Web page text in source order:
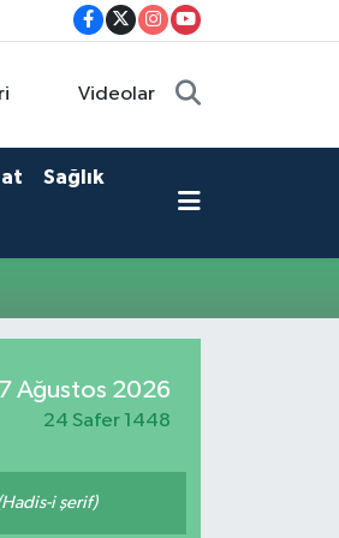
Videolar
Sağlık
7 Ağustos 2026
24 Safer 1448
i şerif)